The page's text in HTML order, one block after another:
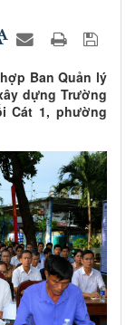
Ban Quản lý
dựng Trường
Cát 1, phường